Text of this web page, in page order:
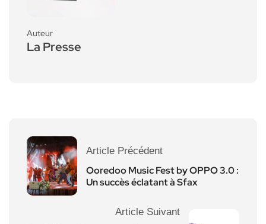
Auteur
La Presse
Article Précédent
Ooredoo Music Fest by OPPO 3.0 :
Un succès éclatant à Sfax
Article Suivant